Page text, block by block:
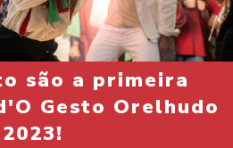
são a primeira
Gesto Orelhudo
2023!